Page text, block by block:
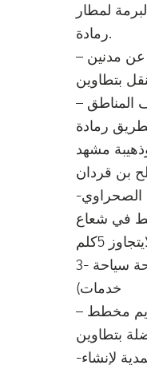
البرمة لمطار
رمادة.
– فصل الشركة الجهويةللنقل عن مدنين
– شق طرقات جديدة بين مختلف المناطق
رمادة
مشهد
-انهاء منع التنقل داخل القطاع الصحراوي
في شعاع
3- الاقتصاد:(تجارة صناعة فلاحة سياحة
خدمات)
– بعث محكمة عقارية وتقديم مخطط
-تخصيص مقاسم في كل معتمدية لإنشاء